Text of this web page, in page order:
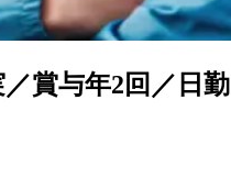
賞与年2回／日